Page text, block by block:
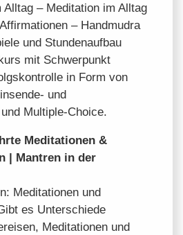
– Meditation im Alltag
– Handmudra
und Stundenaufbau
mit Schwerpunkt
in Form von
und
Multiple-Choice.
Meditationen &
| Mantren in der
Meditationen und
es Unterschiede
Meditationen und